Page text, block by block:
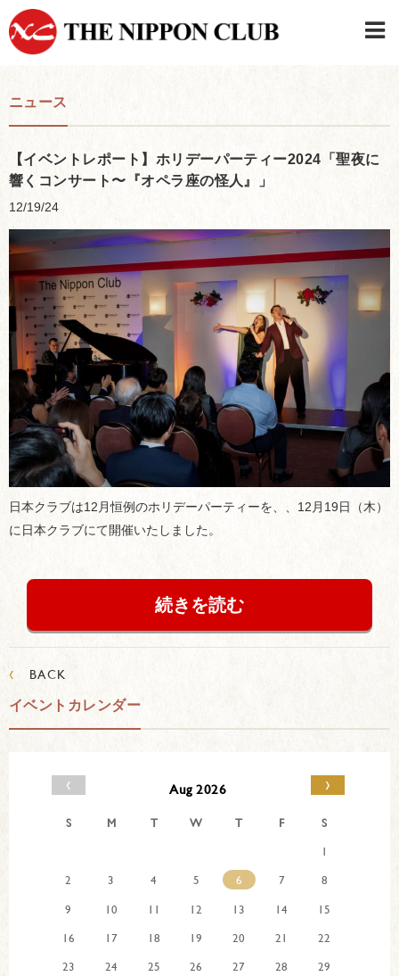
ニュース
【イベントレポート】ホリデーパーティー2024「聖夜に
響くコンサート〜『オペラ座の怪人』」
12/19/24
日本クラブは12月恒例のホリデーパーティーを、、12月19日（木）
に日本クラブにて開催いたしました。
続きを読む
‹ BACK
イベントカレンダー
‹ Aug 2026 ›
S M T W T F
S
1
2
3 4 5 6 7
8
9
10 11 12 13 14
15
16
17 18 19 20 21
22
23
24 25 26 27 28
29
日本クラブメンバーログイン
連絡先・駐車場
はじめてご利用の方はこちら
›